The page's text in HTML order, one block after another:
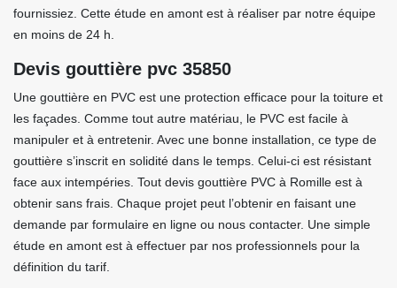
fournissiez. Cette étude en amont est à réaliser par notre équipe
en moins de 24 h.
Devis gouttière pvc 35850
Une gouttière en PVC est une protection efficace pour la toiture et
les façades. Comme tout autre matériau, le PVC est facile à
manipuler et à entretenir. Avec une bonne installation, ce type de
gouttière s’inscrit en solidité dans le temps. Celui-ci est résistant
face aux intempéries. Tout devis gouttière PVC à Romille est à
obtenir sans frais. Chaque projet peut l’obtenir en faisant une
demande par formulaire en ligne ou nous contacter. Une simple
étude en amont est à effectuer par nos professionnels pour la
définition du tarif.